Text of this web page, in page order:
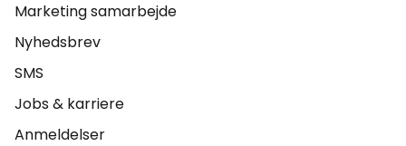
Marketing samarbejde
Nyhedsbrev
SMS
Jobs & karriere
Anmeldelser